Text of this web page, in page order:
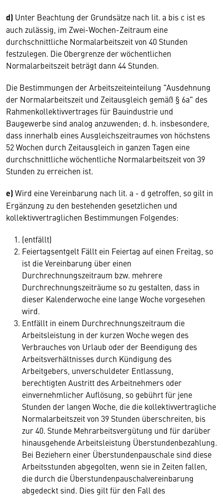
d) Unter Beachtung der Grundsätze nach lit. a bis c ist es
auch zulässig, im Zwei-Wochen-Zeitraum eine
durchschnittliche Normalarbeitszeit von 40 Stunden
festzulegen. Die Obergrenze der wöchentlichen
Normalarbeitszeit beträgt dann 44 Stunden.
Die Bestimmungen der Arbeitszeiteinteilung "Ausdehnung
der Normalarbeitszeit und Zeitausgleich gemäß § 6a" des
Rahmenkollektivvertrages für Bauindustrie und
Baugewerbe sind analog anzuwenden; d. h. insbesondere,
dass innerhalb eines Ausgleichszeitraumes von höchstens
52 Wochen durch Zeitausgleich in ganzen Tagen eine
durchschnittliche wöchentliche Normalarbeitszeit von 39
Stunden zu erreichen ist.
e)Wird eine Vereinbarung nach lit. a - d getroffen, so gilt in
Ergänzung zu den bestehenden gesetzlichen und
kollektivvertraglichen Bestimmungen Folgendes:
(entfällt)
Feiertagsentgelt Fällt ein Feiertag auf einen Freitag, so
ist die Vereinbarung über einen
Durchrechnungszeitraum bzw. mehrere
Durchrechnungszeiträume so zu gestalten, dass in
dieser Kalenderwoche eine lange Woche vorgesehen
wird.
Entfällt in einem Durchrechnungszeitraum die
Arbeitsleistung in der kurzen Woche wegen des
Verbrauches von Urlaub oder der Beendigung des
Arbeitsverhältnisses durch Kündigung des
Arbeitgebers, unverschuldeter Entlassung,
berechtigten Austritt des Arbeitnehmers oder
einvernehmlicher Auflösung, so gebührt für jene
Stunden der langen Woche, die die kollektivvertragliche
Normalarbeitszeit von 39 Stunden überschreiten, bis
zur 40. Stunde Mehrarbeitsvergütung und für darüber
hinausgehende Arbeitsleistung Überstundenbezahlung.
Bei Beziehern einer Überstundenpauschale sind diese
Arbeitsstunden abgegolten, wenn sie in Zeiten fallen,
die durch die Überstundenpauschalvereinbarung
abgedeckt sind. Dies gilt für den Fall des